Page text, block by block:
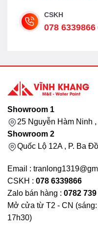
CSKH
078 6339866
Showroom 1
25 Nguyễn Hàm Ninh
Showroom 2
Quốc Lộ 12A , P. Ba
Email :
CSKH : 078 6339866
Zalo bán hàng : 0782 739
Mở cửa từ T2 - CN
17h30)